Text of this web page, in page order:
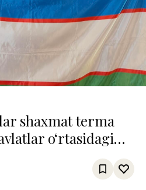
shaxmat terma
o‘rtasidagi
o‘rinni